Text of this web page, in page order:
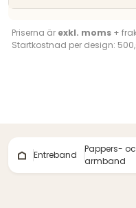
Priserna är exkl. moms +
Startkostnad per design:
Entreband
Pappers-
armband